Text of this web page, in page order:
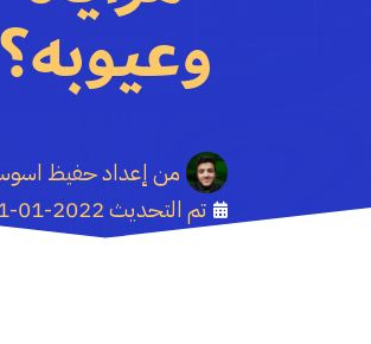
وعيوبه؟
من إعدادحفيظ اسوس
تم التحديث2022-01-11